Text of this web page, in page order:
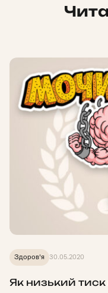
Здоров'я 30.05.2020
Як низький